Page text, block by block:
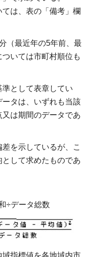
は、表の「備考」欄
（最近年の5年前、最
いては市町村順位も
として表章してい
タは、いずれも当該
は期間のデータであ
を示しているが、こ
して求めたものであ
÷データ総数
指標値を各地域内市